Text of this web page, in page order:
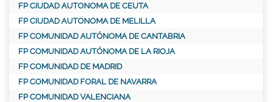
FP CIUDAD AUTONOMA DE CEUTA
FP CIUDAD AUTONOMA DE MELILLA
FP COMUNIDAD AUTÓNOMA DE CANTABRIA
FP COMUNIDAD AUTÓNOMA DE LA RIOJA
FP COMUNIDAD DE MADRID
FP COMUNIDAD FORAL DE NAVARRA
FP COMUNIDAD VALENCIANA